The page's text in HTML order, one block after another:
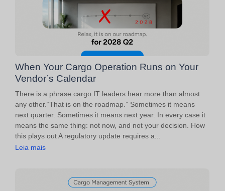
When Your Cargo Operation Runs on Your
Vendor’s Calendar
There is a phrase cargo IT leaders hear more than almost
any other.“That is on the roadmap.” Sometimes it means
next quarter. Sometimes it means next year. In every case it
means the same thing: not now, and not your decision. How
this plays out A regulatory update requires a...
Leia mais